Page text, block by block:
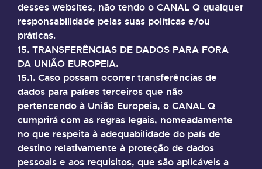
desses websites, não tendo o CANAL Q qualquer
responsabilidade pelas suas políticas e/ou
práticas.
15. TRANSFERÊNCIAS DE DADOS PARA FORA
DA UNIÃO EUROPEIA.
15.1. Caso possam ocorrer transferências de
dados para países terceiros que não
pertencendo à União Europeia, o CANAL Q
cumprirá com as regras legais, nomeadamente
no que respeita à adequabilidade do país de
destino relativamente à proteção de dados
pessoais e aos requisitos, que são aplicáveis a